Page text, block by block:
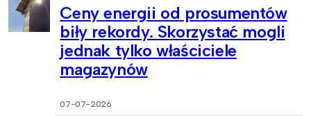
Ceny energii od prosumentów
biły rekordy. Skorzystać mogli
jednak tylko właściciele
magazynów
07-07-2026